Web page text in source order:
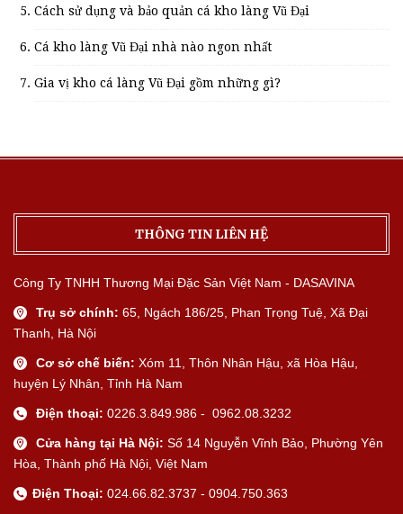
Cách sử dụng và bảo quản cá kho làng Vũ Đại
Cá kho làng Vũ Đại nhà nào ngon nhất
Gia vị kho cá làng Vũ Đại gồm những gì?
THÔNG TIN LIÊN HỆ
Công Ty TNHH Thương Mại Đặc Sản Việt Nam - DASAVINA
Trụ sở chính: 65, Ngách 186/25, Phan Trọng Tuệ, Xã Đại
Thanh, Hà Nội
Cơ sở chế biến: Xóm 11, Thôn Nhân Hậu, xã Hòa Hậu,
huyện Lý Nhân, Tỉnh Hà Nam
Điện thoại: 0226.3.849.986 - 0962.08.3232
Cửa hàng tại Hà Nội: Số 14 Nguyễn Vĩnh Bảo, Phường Yên
Hòa, Thành phố Hà Nội, Việt Nam
Điện Thoại: 024.66.82.3737 - 0904.750.363